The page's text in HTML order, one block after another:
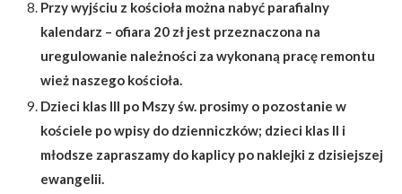
Przy wyjściu z kościoła można nabyć parafialny
kalendarz – ofiara 20 zł jest przeznaczona na
uregulowanie należności za wykonaną pracę remontu
wież naszego kościoła.
Dzieci klas III po Mszy św. prosimy o pozostanie w
kościele po wpisy do dzienniczków; dzieci klas II i
młodsze zapraszamy do kaplicy po naklejki z dzisiejszej
ewangelii.